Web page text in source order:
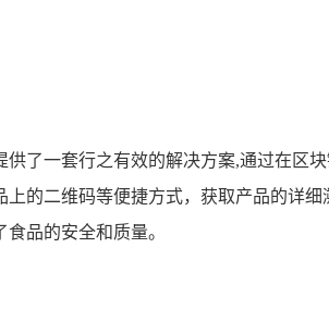
供了一套行之有效的解决方案,通过在区
上的二维码等便捷方式，获取产品的详
品的安全和质量。